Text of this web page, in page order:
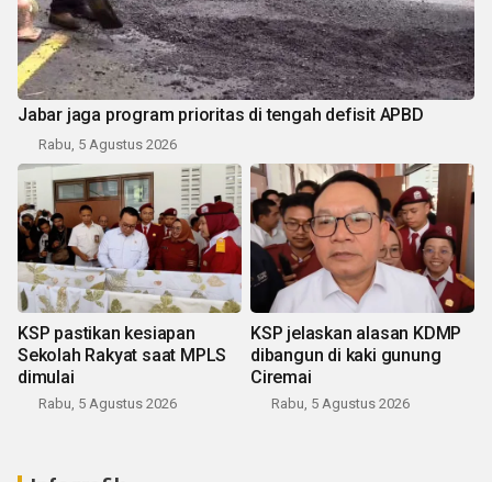
Jabar jaga program prioritas di tengah defisit APBD
Rabu, 5 Agustus 2026
KSP pastikan kesiapan
Sekolah Rakyat saat MPLS
dimulai
Rabu, 5 Agustus 2026
KSP jelaskan alasan KDMP
dibangun di kaki gunung
Ciremai
Rabu, 5 Agustus 2026